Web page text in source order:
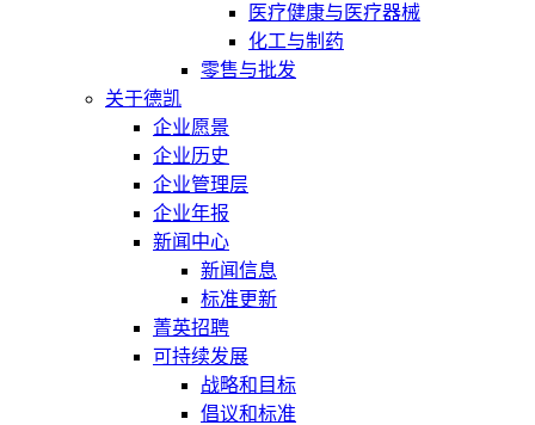
医疗健康与医疗器械
化工与制药
零售与批发
关于德凯
企业愿景
企业历史
企业管理层
企业年报
新闻中心
新闻信息
标准更新
菁英招聘
可持续发展
战略和目标
倡议和标准